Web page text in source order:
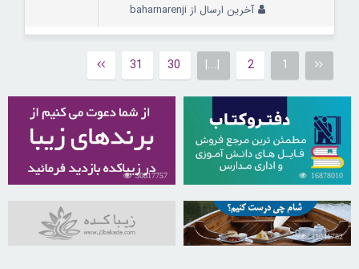
آخرین ارسال از baharnarenji
1
2
|...|
30
31
16878010
30817757
31041782